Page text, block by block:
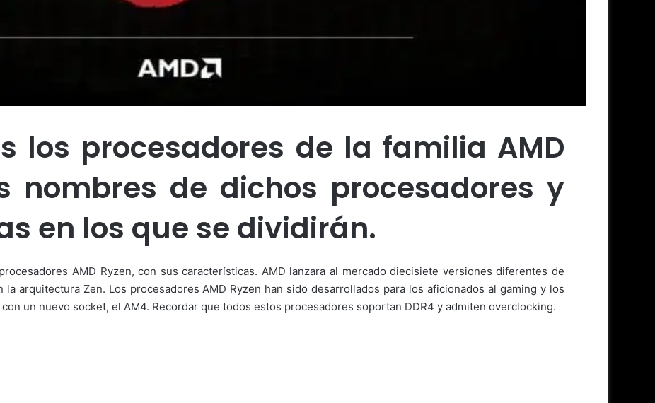
los procesadores de la familia AMD
nombres de dichos procesadores y
en los que se dividirán.
AMD Ryzen, con sus características. AMD lanzara al mercado diecisiete versiones diferentes de
la arquitectura Zen. Los procesadores AMD Ryzen han sido desarrollados para los aficionados al gaming y los
un nuevo socket, el AM4. Recordar que todos estos procesadores soportan DDR4 y admiten overclocking.